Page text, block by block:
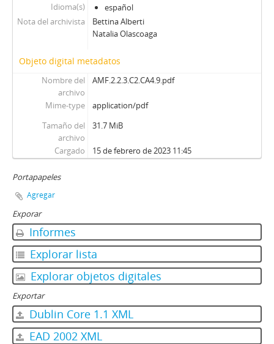
Idioma(s)
español
Nota del archivista
Bettina Alberti
Natalia Olascoaga
Objeto digital metadatos
Nombre del
archivo
AMF.2.2.3.C2.CA4.9.pdf
Mime-type
application/pdf
Tamaño del
archivo
31.7 MiB
Cargado 15 de febrero de 2023 11:45
Portapapeles
Agregar
Exporar
Informes
Explorar lista
Explorar objetos digitales
Exportar
Dublin Core 1.1 XML
EAD 2002 XML